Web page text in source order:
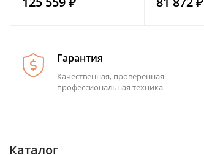
Гарантия
Качественная, проверенная
профессиональная техника
Каталог